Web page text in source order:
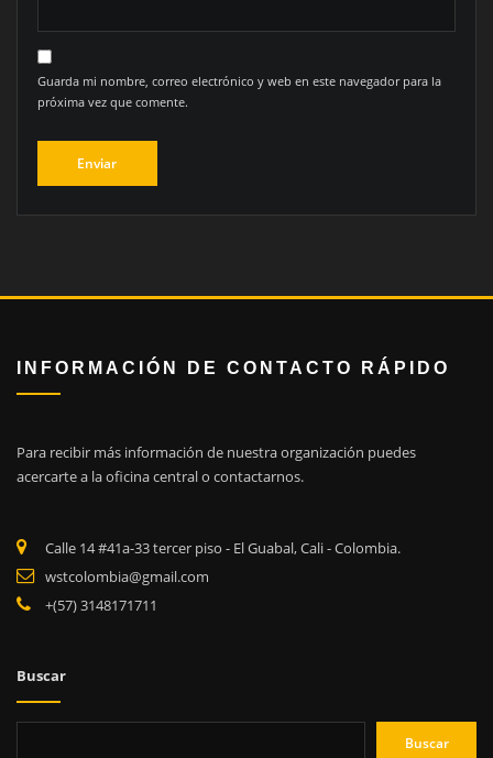
Guarda mi nombre, correo electrónico y web en este navegador para la
próxima vez que comente.
INFORMACIÓN DE CONTACTO RÁPIDO
Para recibir más información de nuestra organización puedes
acercarte a la oficina central o contactarnos.
Calle 14 #41a-33 tercer piso - El Guabal, Cali - Colombia.
wstcolombia@gmail.com
+(57) 3148171711
Buscar
Buscar